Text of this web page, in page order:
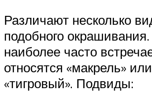
Различают несколько
подобного
наиболее часто
относятся «макрель» или
«тигровый». Подвиды: